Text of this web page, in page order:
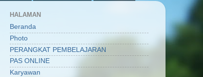
HALAMAN
Beranda
Photo
PERANGKAT PEMBELAJARAN
PAS ONLINE
Karyawan